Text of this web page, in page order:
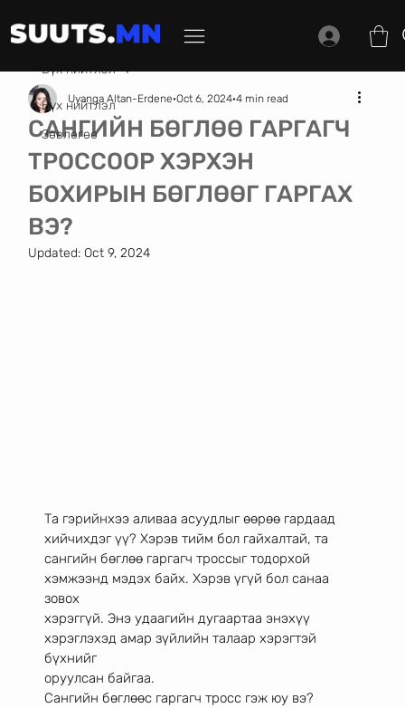
Бүх нийтлэл
Зөвлөгөө
Бүх нийтлэл
САНГИЙН БӨГЛӨӨ ГАРГАГЧ
ТРОССООР ХЭРХЭН
БОХИРЫН БӨГЛӨӨГ ГАРГАХ
ВЭ?
Uyanga Altan-Erdene Oct 6, 2024 4 min read
Updated: Oct 9, 2024
Та гэрийнхээ аливаа асуудлыг өөрөө гардаад
хийчихдэг үү? Хэрэв тийм бол гайхалтай, та
сангийн бөглөө гаргагч троссыг тодорхой
хэмжээнд мэдэх байх. Хэрэв үгүй бол санаа
зовох
хэрэггүй. Энэ удаагийн дугаартаа энэхүү
хэрэглэхэд амар зүйлийн талаар хэрэгтэй
бүхнийг
оруулсан байгаа.
Сангийн бөглөөс гаргагч тросс гэж юу вэ?